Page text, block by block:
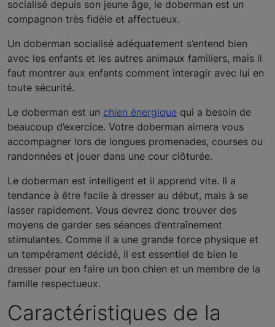
socialisé depuis son jeune âge, le doberman est un
compagnon très fidèle et affectueux.
Un doberman socialisé adéquatement s’entend bien
avec les enfants et les autres animaux familiers, mais il
faut montrer aux enfants comment interagir avec lui en
toute sécurité.
Le doberman est un chien énergique qui a besoin de
beaucoup d’exercice. Votre doberman aimera vous
accompagner lors de longues promenades, courses ou
randonnées et jouer dans une cour clôturée.
Le doberman est intelligent et il apprend vite. Il a
tendance à être facile à dresser au début, mais à se
lasser rapidement. Vous devrez donc trouver des
moyens de garder ses séances d’entraînement
stimulantes. Comme il a une grande force physique et
un tempérament décidé, il est essentiel de bien le
dresser pour en faire un bon chien et un membre de la
famille respectueux.
Caractéristiques de la